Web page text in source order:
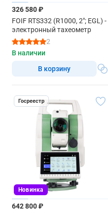
326 580 ₽
FOIF RTS332 (R1000, 2"; EGL) -
электронный тахеометр
2
В наличии
В корзину
Госреестр
Новинка
642 800 ₽